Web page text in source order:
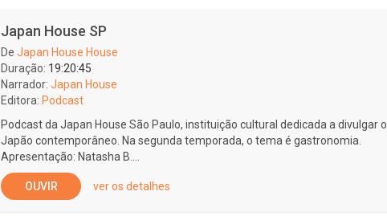
Japan House SP
De Japan House House
Duração: 19:20:45
Narrador: Japan House
Editora: Podcast
Podcast da Japan House São Paulo, instituição cultural dedicada a divulgar o
Japão contemporâneo. Na segunda temporada, o tema é gastronomia.
Apresentação: Natasha B....
OUVIR ver os detalhes